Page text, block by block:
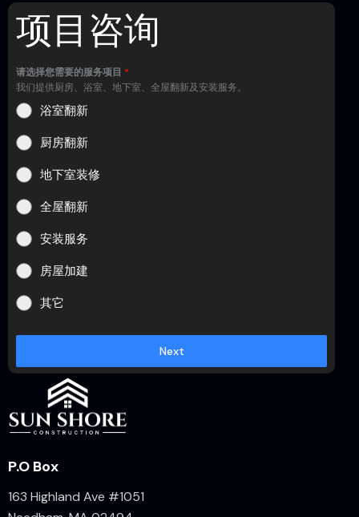
项目咨询
请选择您需要的服务项目 *
我们提供厨房、浴室、地下室、全屋翻新及安装服务。
浴室翻新
厨房翻新
地下室装修
全屋翻新
安装服务
房屋加建
其它
Next
P.O Box
163 Highland Ave #1051